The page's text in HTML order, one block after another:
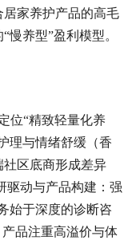
家养护产品的高毛
养型”盈利模型。
位“精致轻量化养
理与情绪舒缓（香
区底商形成差异
驱动与产品构建：强
始于深度的诊断咨
品注重高溢价与体